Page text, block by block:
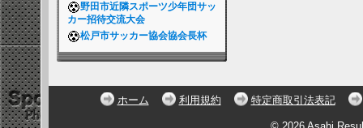
野田市近隣スポーツ少年団サッ
カー招待交流大会
松戸市サッカー協会協会長杯
ホーム 利用規約 特定商取引法表記